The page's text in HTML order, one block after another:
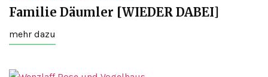
Familie Däumler [WIEDER DABEI]
mehr dazu